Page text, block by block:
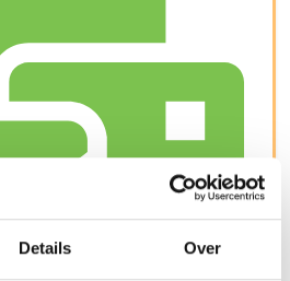
Details Over